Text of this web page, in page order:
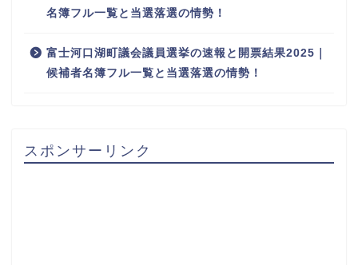
名簿フル一覧と当選落選の情勢！
富士河口湖町議会議員選挙の速報と開票結果2025｜
候補者名簿フル一覧と当選落選の情勢！
スポンサーリンク